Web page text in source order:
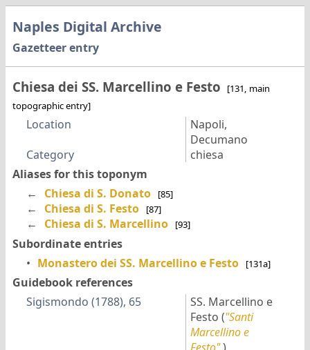
Naples Digital Archive
Gazetteer entry
Chiesa dei SS. Marcellino e Festo
[131, main
topographic entry]
Location
Napoli,
Decumano
Category
chiesa
Aliases for this toponym
←
Chiesa di S. Donato [85]
← Chiesa di S. Festo [87]
← Chiesa di S. Marcellino [93]
Subordinate entries
• Monastero dei SS. Marcellino e Festo [131a]
Guidebook references
Sigismondo (1788), 65
SS. Marcellino e
Festo ("Santi
Marcellino e